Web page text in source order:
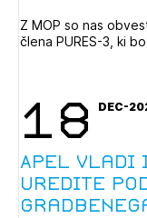
Z MOP so nas
člena PURES-3, ki
18 DEC-
Apel vladi
uredite